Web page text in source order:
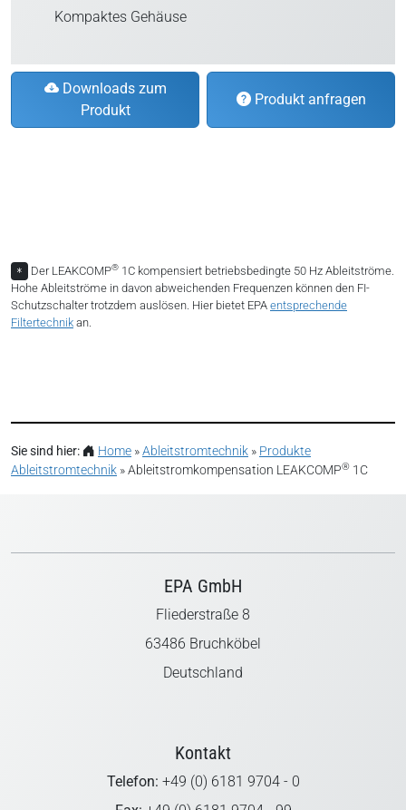
Kompaktes Gehäuse
Downloads zum
Produkt
Produkt anfragen
* Der LEAKCOMP® 1C kompensiert betriebsbedingte 50 Hz Ableitströme.
Hohe Ableitströme in davon abweichenden Frequenzen können den FI-
Schutzschalter trotzdem auslösen. Hier bietet EPA entsprechende
Filtertechnik an.
Sie sind hier: Home »Ableitstromtechnik » Produkte
Ableitstromtechnik »Ableitstromkompensation LEAKCOMP® 1C
EPA GmbH
Fliederstraße 8
63486 Bruchköbel
Deutschland
Kontakt
Telefon: +49 (0) 6181 9704 - 0